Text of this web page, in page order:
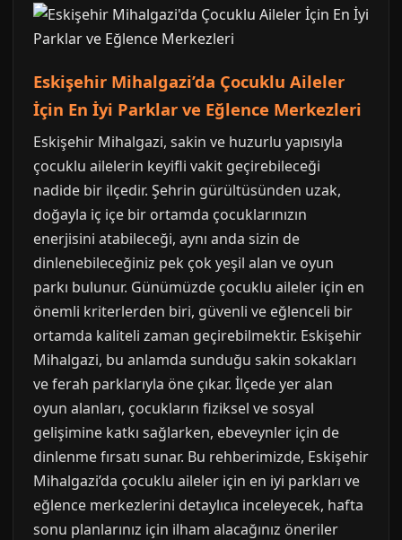
Eskişehir Mihalgazi’da Çocuklu Aileler
İçin En İyi Parklar ve Eğlence Merkezleri
Eskişehir Mihalgazi, sakin ve huzurlu yapısıyla
çocuklu ailelerin keyifli vakit geçirebileceği
nadide bir ilçedir. Şehrin gürültüsünden uzak,
doğayla iç içe bir ortamda çocuklarınızın
enerjisini atabileceği, aynı anda sizin de
dinlenebileceğiniz pek çok yeşil alan ve oyun
parkı bulunur. Günümüzde çocuklu aileler için en
önemli kriterlerden biri, güvenli ve eğlenceli bir
ortamda kaliteli zaman geçirebilmektir. Eskişehir
Mihalgazi, bu anlamda sunduğu sakin sokakları
ve ferah parklarıyla öne çıkar. İlçede yer alan
oyun alanları, çocukların fiziksel ve sosyal
gelişimine katkı sağlarken, ebeveynler için de
dinlenme fırsatı sunar. Bu rehberimizde, Eskişehir
Mihalgazi’da çocuklu aileler için en iyi parkları ve
eğlence merkezlerini detaylıca inceleyecek, hafta
sonu planlarınız için ilham alacağınız öneriler